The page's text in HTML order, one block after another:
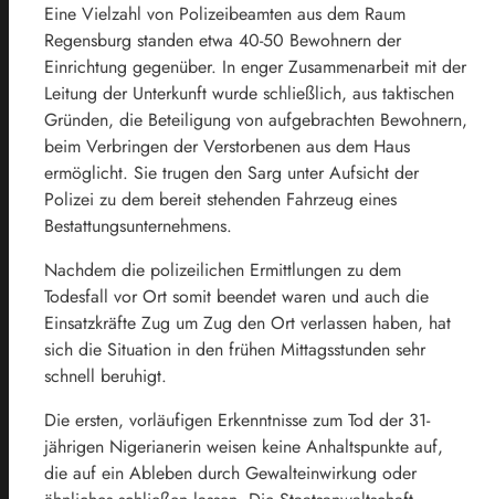
Eine Vielzahl von Polizeibeamten aus dem Raum
Regensburg standen etwa 40-50 Bewohnern der
Einrichtung gegenüber. In enger Zusammenarbeit mit der
Leitung der Unterkunft wurde schließlich, aus taktischen
Gründen, die Beteiligung von aufgebrachten Bewohnern,
beim Verbringen der Verstorbenen aus dem Haus
ermöglicht. Sie trugen den Sarg unter Aufsicht der
Polizei zu dem bereit stehenden Fahrzeug eines
Bestattungsunternehmens.
Nachdem die polizeilichen Ermittlungen zu dem
Todesfall vor Ort somit beendet waren und auch die
Einsatzkräfte Zug um Zug den Ort verlassen haben, hat
sich die Situation in den frühen Mittagsstunden sehr
schnell beruhigt.
Die ersten, vorläufigen Erkenntnisse zum Tod der 31-
jährigen Nigerianerin weisen keine Anhaltspunkte auf,
die auf ein Ableben durch Gewalteinwirkung oder